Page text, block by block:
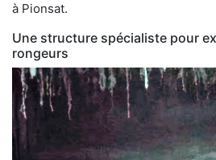
à Pionsat.
Une structure spécialiste pour
rongeurs